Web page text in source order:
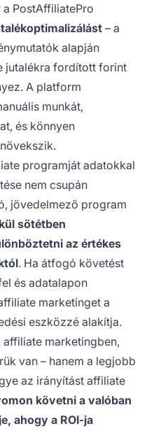
PostAffiliatePro
– a
alapján
jutalékra fordított forint
A platform
munkát,
és könnyen
programját adatokkal
nem csupán
jövedelmező program
sötétben
az értékes
. Ha átfogó követést
és adatalapon
marketinget a
eszközzé alakítja.
marketingben,
van – hanem a legjobb
az irányítást affiliate
követni a valóban
ahogy a ROI-ja